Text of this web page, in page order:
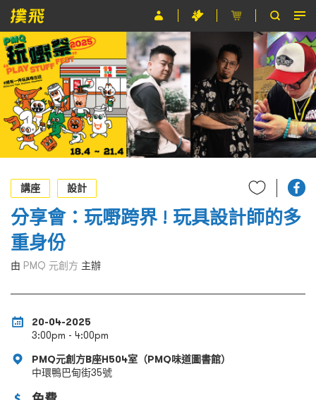
節目
主辦單位
關於撲飛
條款及細則
EN
講座
設計
分享會：玩嘢跨界 ! 玩具設計師的多
重身份
由 PMQ 元創方 主辦
20-04-2025
3:00pm - 4:00pm
PMQ元創方B座H504室（PMQ味道圖書館）
中環鴨巴甸街35號